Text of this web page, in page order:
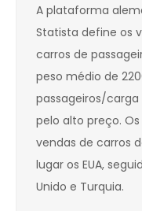
A plataforma
Statista define os
carros de
peso médio de
passageiros/
pelo alto preço.
vendas de carros
lugar os EUA,
Unido e Turquia.